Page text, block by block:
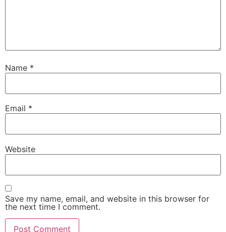
Name *
Email *
Website
Save my name, email, and website in this browser for
the next time I comment.